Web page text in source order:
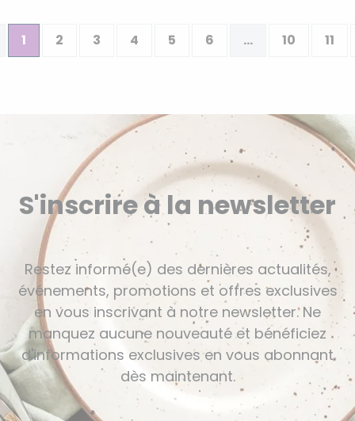
1 2 3 4 5 6 ... 10 11
S'inscrire à la newsletter
Restez informé(e) des dernières actualités,
événements, promotions et offres exclusives
en vous inscrivant à notre newsletter. Ne
manquez aucune nouveauté et bénéficiez
d'informations exclusives en vous abonnant
dès maintenant.